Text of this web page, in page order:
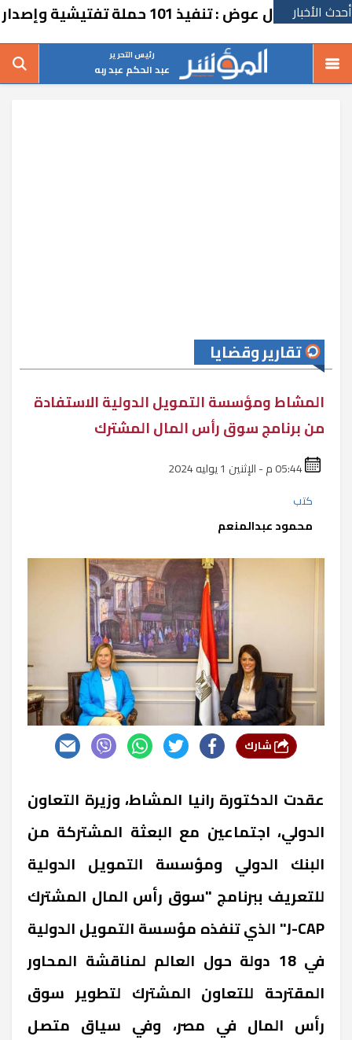
أحدث الأخبار
: تنفيذ 101 حملة تفتيشية وإصدار 73 موافقة بيئية
رئيس التحرير
عبد الحكم عبد ربه
تقارير وقضايا
المشاط ومؤسسة التمويل الدولية الاستفادة
من برنامج سوق رأس المال المشترك
كتب
محمود عبدالمنعم
عقدت الدكتورة رانيا المشاط، وزيرة التعاون
الدولي، اجتماعين مع البعثة المشتركة من
البنك الدولي ومؤسسة التمويل الدولية
للتعريف ببرنامج "سوق رأس المال المشترك
J-CAP" الذي تنفذه مؤسسة التمويل الدولية
في 18 دولة حول العالم لمناقشة المحاور
المقترحة للتعاون المشترك لتطوير سوق
رأس المال في مصر، وفي سياق متصل